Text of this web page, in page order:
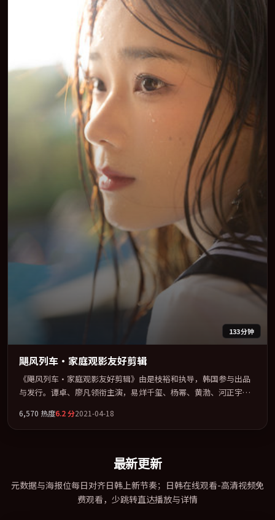
133分钟
飓风列车·家庭观影友好剪辑
《飓风列车·家庭观影友好剪辑》由是枝裕和执导，韩国参与出品
与发行。谭卓、廖凡领衔主演，易烊千玺、杨幂、黄渤、河正宇联
型为骨架，在叙事、表演与视听上力求统一。定于 2021-07-06 在内
地院线及主流平台同步亮相，2021 年度话题片中口碑稳健，适合喜
6,570 热度6.2分2021-04-18
最新更新
元数据与海报位每日对齐日韩上新节奏；日韩在线观看-高清视频免
费观看，少跳转直达播放与详情